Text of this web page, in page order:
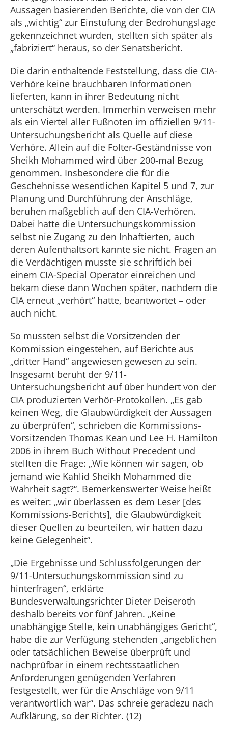
Aussagen basierenden Berichte, die von der CIA
als „wichtig“ zur Einstufung der Bedrohungslage
gekennzeichnet wurden, stellten sich später als
„fabriziert“ heraus, so der Senatsbericht.
Die darin enthaltende Feststellung, dass die CIA-
Verhöre keine brauchbaren Informationen
lieferten, kann in ihrer Bedeutung nicht
unterschätzt werden. Immerhin verweisen mehr
als ein Viertel aller Fußnoten im offiziellen 9/11-
Untersuchungsbericht als Quelle auf diese
Verhöre. Allein auf die Folter-Geständnisse von
Sheikh Mohammed wird über 200-mal Bezug
genommen. Insbesondere die für die
Geschehnisse wesentlichen Kapitel 5 und 7, zur
Planung und Durchführung der Anschläge,
beruhen maßgeblich auf den CIA-Verhören.
Dabei hatte die Untersuchungskommission
selbst nie Zugang zu den Inhaftierten, auch
deren Aufenthaltsort kannte sie nicht. Fragen an
die Verdächtigen musste sie schriftlich bei
einem CIA-Special Operator einreichen und
bekam diese dann Wochen später, nachdem die
CIA erneut „verhört“ hatte, beantwortet – oder
auch nicht.
So mussten selbst die Vorsitzenden der
Kommission eingestehen, auf Berichte aus
„dritter Hand“ angewiesen gewesen zu sein.
Insgesamt beruht der 9/11-
Untersuchungsbericht auf über hundert von der
CIA produzierten Verhör-Protokollen. „Es gab
keinen Weg, die Glaubwürdigkeit der Aussagen
zu überprüfen“, schrieben die Kommissions-
Vorsitzenden Thomas Kean und Lee H. Hamilton
2006 in ihrem Buch Without Precedent und
stellten die Frage: „Wie können wir sagen, ob
jemand wie Kahlid Sheikh Mohammed die
Wahrheit sagt?“. Bemerkenswerter Weise heißt
es weiter: „wir überlassen es dem Leser [des
Kommissions-Berichts], die Glaubwürdigkeit
dieser Quellen zu beurteilen, wir hatten dazu
keine Gelegenheit“.
„Die Ergebnisse und Schlussfolgerungen der
9/11-Untersuchungskommission sind zu
hinterfragen“, erklärte
Bundesverwaltungsrichter Dieter Deiseroth
deshalb bereits vor fünf Jahren. „Keine
unabhängige Stelle, kein unabhängiges Gericht“,
habe die zur Verfügung stehenden „angeblichen
oder tatsächlichen Beweise überprüft und
nachprüfbar in einem rechtsstaatlichen
Anforderungen genügenden Verfahren
festgestellt, wer für die Anschläge von 9/11
verantwortlich war“. Das schreie geradezu nach
Aufklärung, so der Richter. (12)